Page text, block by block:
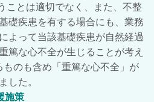
ことは適切でなく、また、不整
礎疾患を有する場合にも、業務
よって当該基礎疾患が自然経過
篤な心不全が生じることが考え
ものも含め「重篤な心不全」が
した。
施策